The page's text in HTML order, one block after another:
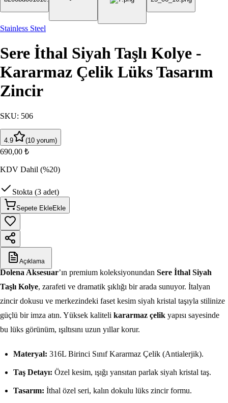
Stainless Steel
Sere İthal Siyah Taşlı Kolye -
Kararmaz Çelik Lüks Tasarım
Zincir
SKU: 506
4.9 (10 yorum)
690,00 ₺
KDV Dahil (%20)
Stokta (3 adet)
Sepete EkleEkle
Açıklama
Dolena Aksesuar’ın premium koleksiyonundan Sere İthal Siyah
Taşlı Kolye, zarafeti ve dramatik şıklığı bir arada sunuyor. İtalyan
zincir dokusu ve merkezindeki faset kesim siyah kristal taşıyla stilinize
güçlü bir imza atın. Yüksek kaliteli kararmaz çelik yapısı sayesinde
bu lüks görünüm, ışıltısını uzun yıllar korur.
Materyal: 316L Birinci Sınıf Kararmaz Çelik (Antialerjik).
Taş Detayı: Özel kesim, ışığı yansıtan parlak siyah kristal taş.
Tasarım: İthal özel seri, kalın dokulu lüks zincir formu.